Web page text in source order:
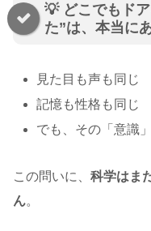
💡 どこでもド
た”は、本当に
見た目も声も同じ
記憶も性格も同じ
でも、その「意識
この問いに、 科学はま
ん。